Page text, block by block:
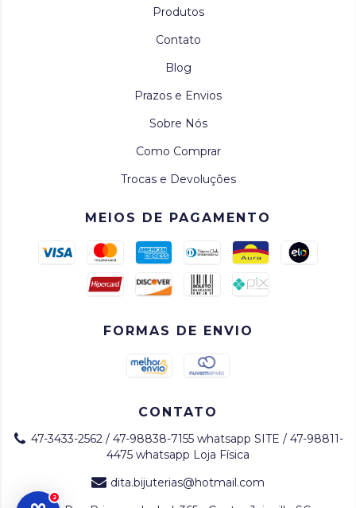
2
Produtos
Contato
Blog
Prazos e Envios
Sobre Nós
Como Comprar
Trocas e Devoluções
MEIOS DE PAGAMENTO
FORMAS DE ENVIO
CONTATO
47-3433-2562 / 47-98838-7155 whatsapp SITE / 47-98811-
4475 whatsapp Loja Física
dita.bijuterias@hotmail.com